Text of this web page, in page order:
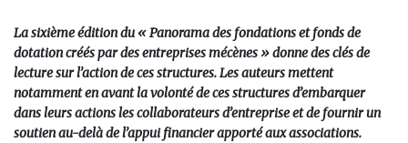
La sixième édition du « Panorama des fondations et fonds de
dotation créés par des entreprises mécènes » donne des clés de
lecture sur l’action de ces structures. Les auteurs mettent
notamment en avant la volonté de ces structures d’embarquer
dans leurs actions les collaborateurs d’entreprise et de fournir un
soutien au-delà de l’appui financier apporté aux associations.